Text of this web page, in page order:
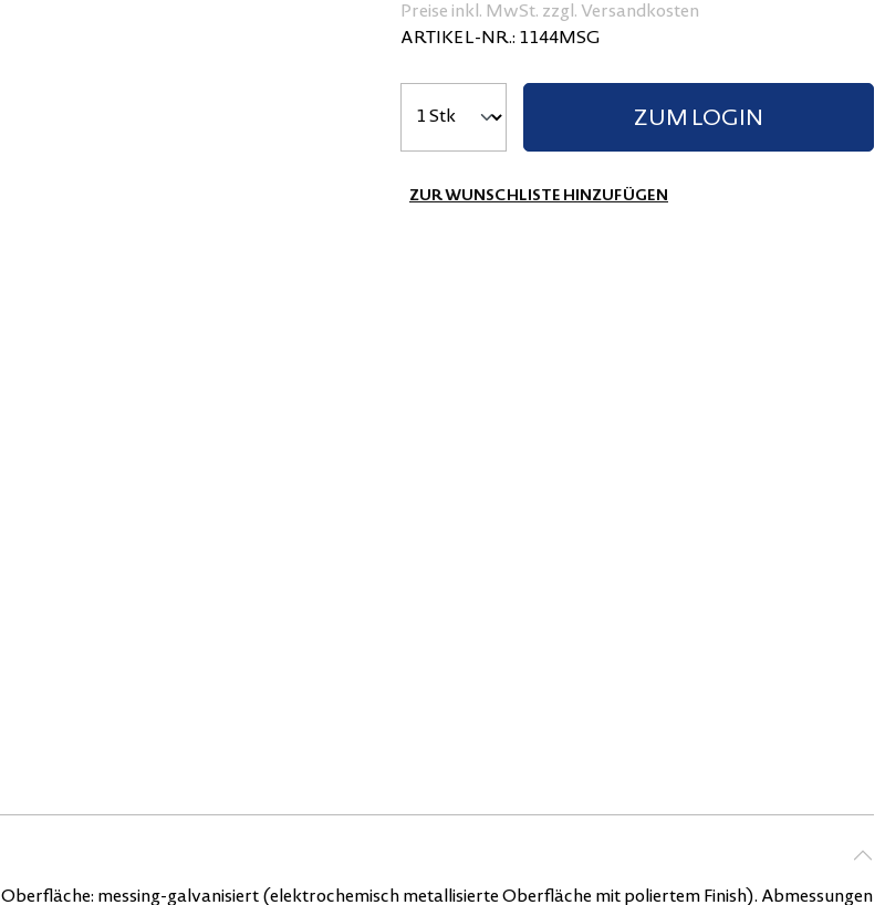
Preise inkl. MwSt. zzgl. Versandkosten
ARTIKEL-NR.: 1144MSG
ZUM LOGIN
ZUR WUNSCHLISTE HINZUFÜGEN
messing-galvanisiert (elektrochemisch metallisierte Oberfläche mit poliertem Finish). Abmessungen